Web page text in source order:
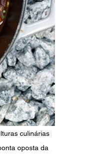
culinárias
oposta da